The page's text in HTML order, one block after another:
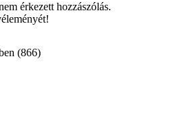
érkezett hozzászólás.
(866)